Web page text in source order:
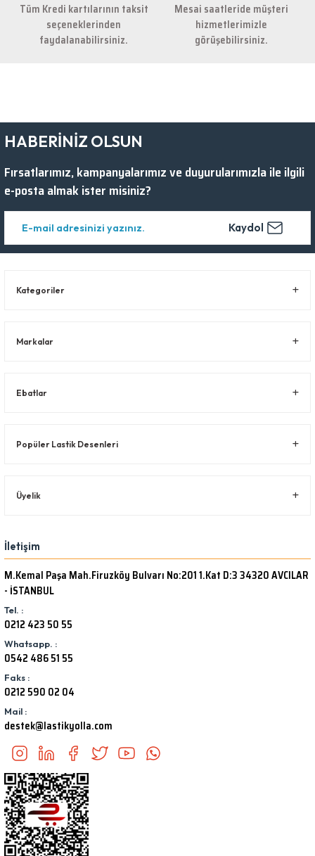
Tüm Kredi kartılarının taksit
seçeneklerinden
faydalanabilirsiniz.
Mesai saatleride müşteri
hizmetlerimizle
görüşebilirsiniz.
HABERİNİZ OLSUN
Fırsatlarımız, kampanyalarımız ve duyurularımızla ile ilgili
e-posta almak ister misiniz?
Kaydol
Kategoriler
Markalar
Ebatlar
Popüler Lastik Desenleri
Üyelik
İletişim
M.Kemal Paşa Mah.Firuzköy Bulvarı No:201 1.Kat D:3 34320 AVCILAR
- İSTANBUL
Tel. :
0212 423 50 55
Whatsapp. :
0542 486 51 55
Faks :
0212 590 02 04
Mail :
destek@lastikyolla.com